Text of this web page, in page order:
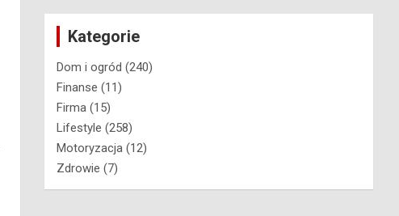
Kategorie
Dom i ogród (240)
Finanse (11)
Firma (15)
Lifestyle (258)
Motoryzacja (12)
Zdrowie (7)